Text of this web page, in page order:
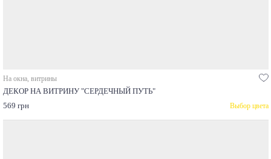
На окна, витрины
ДЕКОР НА ВИТРИНУ "СЕРДЕЧНЫЙ ПУТЬ"
569 грн
Выбор цвета